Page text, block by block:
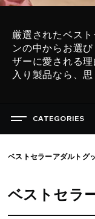
説
明
厳選されたベス
ンの中からお選
ザーに愛される
入り製品なら、
CATEGORIES
ベストセラ
男性用アダル
ベストセラーアダルトグ
ベストセラ